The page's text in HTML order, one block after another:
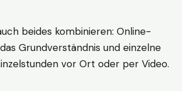
beides kombinieren: Online-
Grundverständnis und einzelne
vor Ort oder per Video.